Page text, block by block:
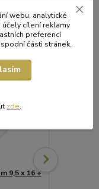
9,5 x 16 +
webu, analytické
cílení reklamy
preferencí
části stránek.
zde.